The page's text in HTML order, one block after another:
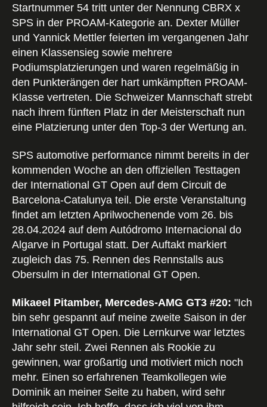
Startnummer 54 tritt unter der Nennung CBRX x
SPS in der PROAM-Kategorie an. Dexter Müller
und Yannick Mettler feierten im vergangenen Jahr
einen Klassensieg sowie mehrere
Podiumsplatzierungen und waren regelmäßig in
den Punkterängen der hart umkämpften PROAM-
Klasse vertreten. Die Schweizer Mannschaft strebt
nach ihrem fünften Platz in der Meisterschaft nun
eine Platzierung unter den Top-3 der Wertung an.
SPS automotive performance nimmt bereits in der
kommenden Woche an den offiziellen Testtagen
der International GT Open auf dem Circuit de
Barcelona-Catalunya teil. Die erste Veranstaltung
findet am letzten Aprilwochenende vom 26. bis
28.04.2024 auf dem Autódromo Internacional do
Algarve in Portugal statt. Der Auftakt markiert
zugleich das 75. Rennen des Rennstalls aus
Obersulm in der International GT Open.
Mikaeel Pitamber, Mercedes-AMG GT3 #20: "Ich
bin sehr gespannt auf meine zweite Saison in der
International GT Open. Die Lernkurve war letztes
Jahr sehr steil. Zwei Rennen als Rookie zu
gewinnen, war großartig und motiviert mich noch
mehr. Einen so erfahrenen Teamkollegen wie
Dominik an meiner Seite zu haben, wird sehr